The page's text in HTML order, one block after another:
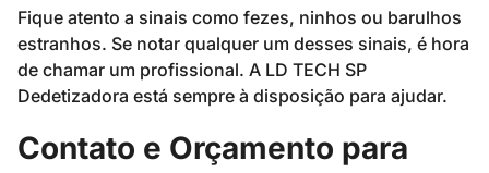
Fique atento a sinais como fezes, ninhos ou barulhos
estranhos. Se notar qualquer um desses sinais, é hora
de chamar um profissional. A LD TECH SP
Dedetizadora está sempre à disposição para ajudar.
Contato e Orçamento para